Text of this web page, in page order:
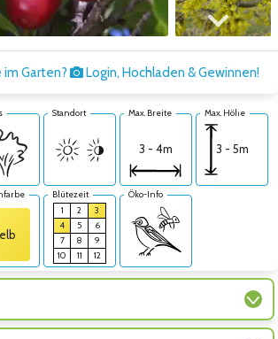
Zum nächsten Bild
Garten? Login, Hochladen & Gewinnen!
Standort Max. Breite
3 - 4m
Max. Höhe
3 - 5m
Blütezeit
1
2
3
4
5
6
7
8
9
10
11 12
Öko-Info